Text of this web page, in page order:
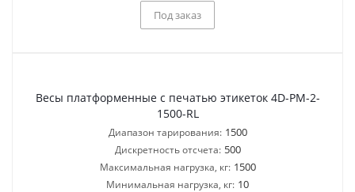
Под заказ
Весы платформенные с печатью этикеток 4D-PM-2-
1500-RL
Диапазон тарирования: 1500
Дискретность отсчета: 500
Максимальная нагрузка, кг: 1500
Минимальная нагрузка, кг: 10